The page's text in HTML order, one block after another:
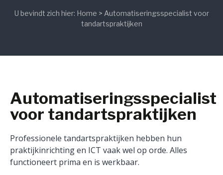
U bevindt zich hier: Home > Automatiseringsspecialist voor
tandartspraktijken
Automatiseringsspecialist
voor tandartspraktijken
Professionele tandartspraktijken hebben hun
praktijkinrichting en ICT vaak wel op orde. Alles
functioneert prima en is werkbaar.